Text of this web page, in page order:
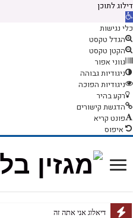
דילוג לתוכן
פתח סרגל נגישות
כלי נגישות
הגדל טקסט
הקטן טקסט
גווני אפור
ניגודיות גבוהה
ניגודיות הפוכה
רקע בהיר
הדגשת קישורים
פונט קריא
איפוס
דיאלוג אני אתה זה